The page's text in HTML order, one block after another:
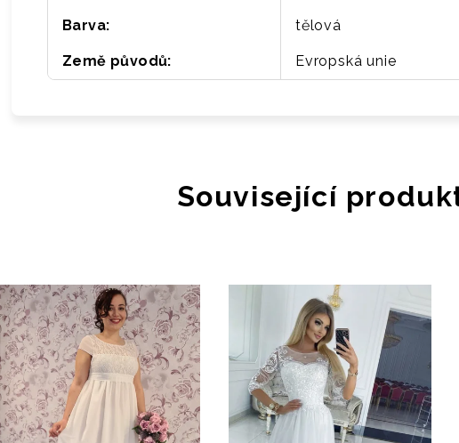
Barva: tělová
Země původů: Evropská unie
Související